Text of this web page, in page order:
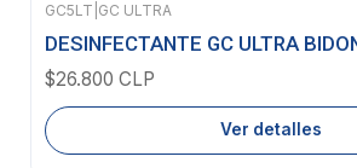
Agotado
GC5LT GC ULTRA
DESINFECTANTE GC ULTRA
$26.800 CLP
Ver detalles